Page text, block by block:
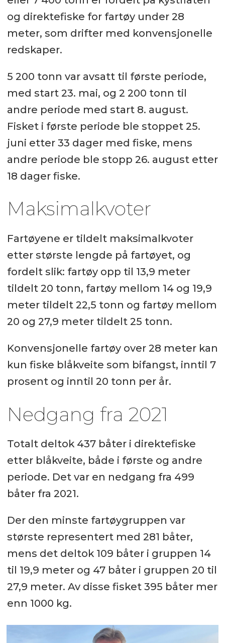
og direktefiske for fartøy under 28
meter, som drifter med konvensjonelle
redskaper.
5 200 tonn var avsatt til første periode,
med start 23. mai, og 2 200 tonn til
andre periode med start 8. august.
Fisket i første periode ble stoppet 25.
juni etter 33 dager med fiske, mens
andre periode ble stopp 26. august etter
18 dager fiske.
Maksimalkvoter
Fartøyene er tildelt maksimalkvoter
etter største lengde på fartøyet, og
fordelt slik: fartøy opp til 13,9 meter
tildelt 20 tonn, fartøy mellom 14 og 19,9
meter tildelt 22,5 tonn og fartøy mellom
20 og 27,9 meter tildelt 25 tonn.
Konvensjonelle fartøy over 28 meter kan
kun fiske blåkveite som bifangst, inntil 7
prosent og inntil 20 tonn per år.
Nedgang fra 2021
Totalt deltok 437 båter i direktefiske
etter blåkveite, både i første og andre
periode. Det var en nedgang fra 499
båter fra 2021.
Der den minste fartøygruppen var
største representert med 281 båter,
mens det deltok 109 båter i gruppen 14
til 19,9 meter og 47 båter i gruppen 20 til
27,9 meter. Av disse fisket 395 båter mer
enn 1000 kg.